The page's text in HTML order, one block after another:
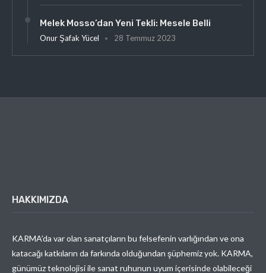
Melek Mosso’dan Yeni Tekli: Mesele Belli
Onur Şafak Yücel 28 Temmuz 2023
HAKKIMIZDA
KARMA’da var olan sanatçıların bu felsefenin varlığından ve ona
katacağı katkıların da farkında olduğundan şüphemiz yok. KARMA,
günümüz teknolojisi ile sanat ruhunun uyum içerisinde olabileceği